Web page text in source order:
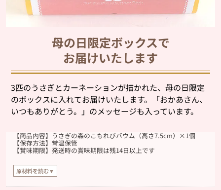
母の日限定ボックスで
お届けいたします
3匹のうさぎとカーネーションが描かれた、母の日限定
のボックスに入れてお届けいたします。「おかあさん、
いつもありがとう。」のメッセージも入っています。
【商品内容】うさぎの森のこもれびバウム（高さ7.5cm）×1個
【保存方法】常温保管
【賞味期限】発送時の賞味期限は残14日以上です
原材料を読む▼
【原材料】